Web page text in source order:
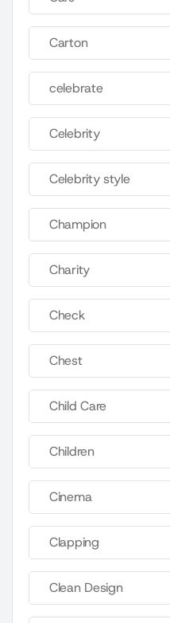
Carton
celebrate
Celebrity
Celebrity style
Champion
Charity
Check
Chest
Child Care
Children
Cinema
Clapping
Clean Design